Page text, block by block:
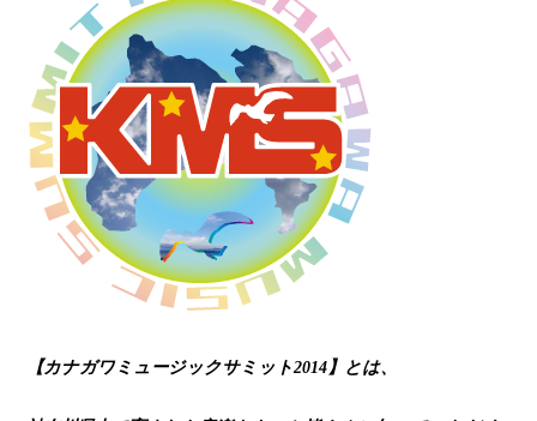
【カナガワミュージックサミット2014】とは、